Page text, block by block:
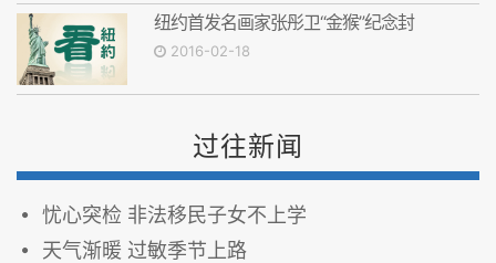
纽约首发名画家张彤卫“金猴”纪念封
2016-02-18
过往新闻
忧心突检 非法移民子女不上学
天气渐暖 过敏季节上路